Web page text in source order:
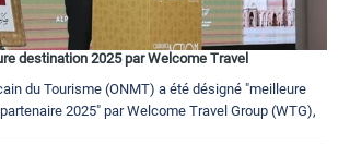
destination 2025 par Welcome Travel
du Tourisme (ONMT) a été désigné "meilleure
2025" par Welcome Travel Group (WTG),